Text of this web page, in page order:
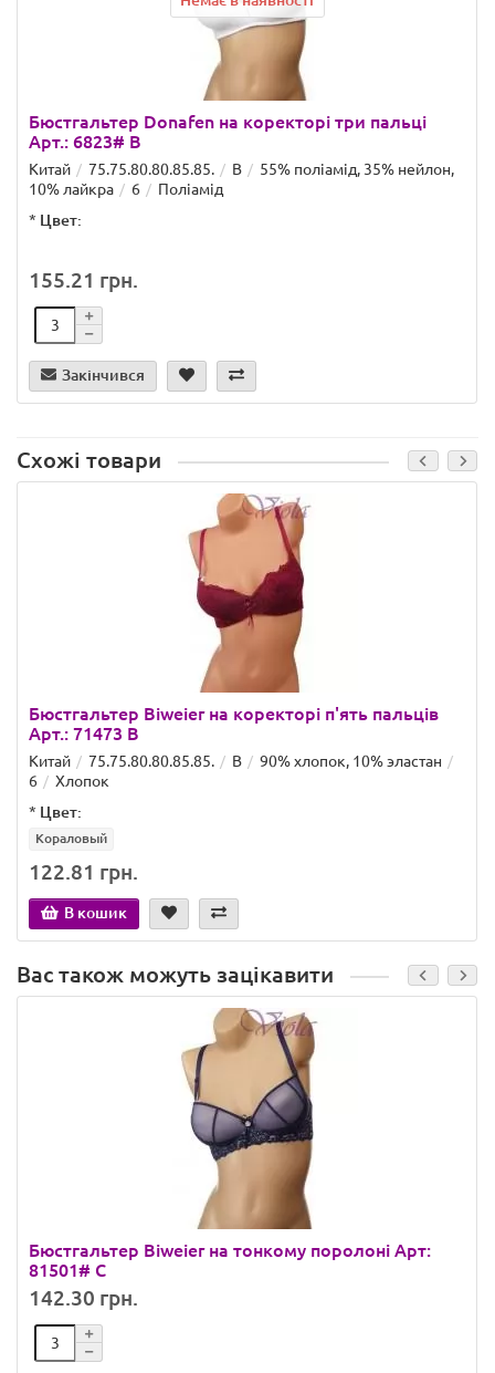
Бюстгальтер Donafen на коректорі три пальці
Арт.: 6823# B
Китай 75.75.80.80.85.85. B
55% поліамід, 35% нейлон,
10% лайкра
6
Поліамід
* Цвет:
155.21 грн.
Закінчився
Схожі товари
Бюстгальтер Biweier на коректорі п'ять пальців
Арт.: 71473 B
Китай 75.75.80.80.85.85. B
90% хлопок, 10% эластан
6
Хлопок
* Цвет:
Кораловый
122.81 грн.
В кошик
Вас також можуть зацікавити
Бюстгальтер Biweier на тонкому поролоні Арт:
81501# С
142.30 грн.